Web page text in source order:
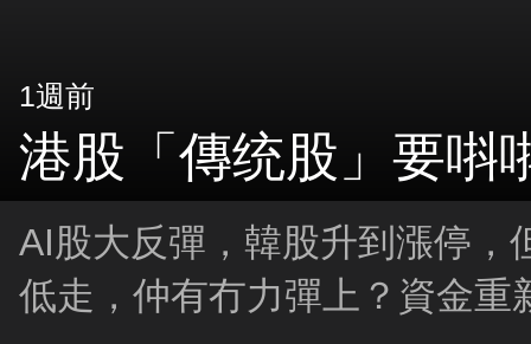
1週前
港股「傳统股」要唞
AI股大反彈，韓股升到漲停，
低走，仲有冇力彈上？資金重